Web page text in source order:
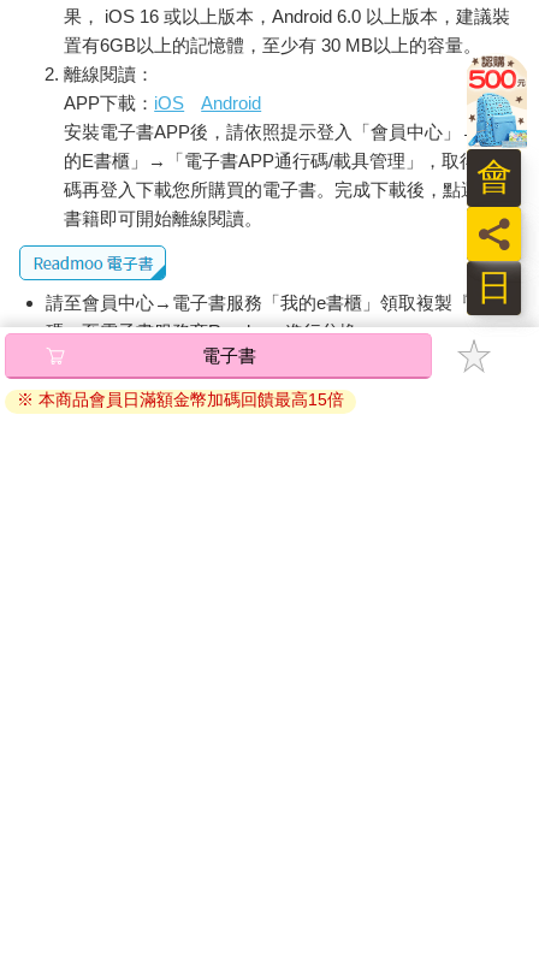
果， iOS 16 或以上版本，Android 6.0 以上版本，建議裝
置有6GB以上的記憶體，至少有 30 MB以上的容量。
離線閱讀：
APP下載： iOS
Android
安裝電子書APP後，請依照提示登入「會員中心」→「我
的E書櫃」→「電子書APP通行碼/載具管理」，取得通行
碼再登入下載您所購買的電子書。完成下載後，點選任一
書籍即可開始離線閱讀。
請至會員中心→電子書服務「我的e書櫃」領取複製『兌換
碼』至電子書服務商Readmoo進行兌換。
退換貨須知：
因版權保護，您在金石堂所購買的電子書僅能以金石堂專屬
電子書
※ 本商品會員日滿額金幣加碼回饋最高15倍
日
員
會